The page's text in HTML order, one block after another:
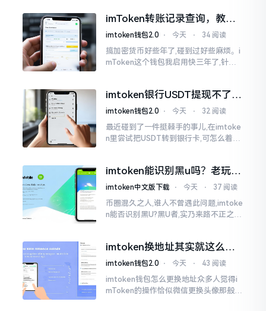
账。可是
imToken转账记录查询，教你
正确查看方法
imtoken钱包2.0 ⋅ 今天 ⋅ 34 阅读
搞加密货币好些年了,碰到过好些麻烦。i
mToken这个钱包我启用快三年了,针对
我也疑惑过一阵子
imtoken银行USDT提现不了？
这几个法子能帮你搞定
imtoken钱包2.0 ⋅ 今天 ⋅ 32 阅读
最近碰到了一件挺棘手的事儿,在imtoke
n里尝试把USDT转到银行卡,可怎么着都
么时长
imtoken能识别黑u吗？老玩家
告诉你真相
imtoken中文版下载 ⋅ 今天 ⋅ 37 阅读
币圈混久之人,谁人不曾遇此问题,imtoke
n能否识别黑U?黑U者,实乃来路不正之钱
imtoken换地址其实就这么回
事
imtoken钱包2.0 ⋅ 今天 ⋅ 43 阅读
imtoken钱包怎么更换地址众多人觉得i
mToken的操作恰似微信更换头像那般简